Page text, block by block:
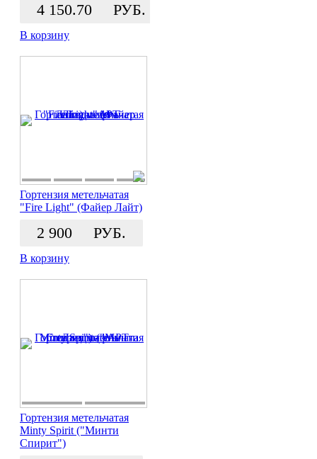
4 150.70 РУБ.
В корзину
Гортензия метельчатая
"Fire Light" (Файер Лайт)
2 900 РУБ.
В корзину
Гортензия метельчатая
Minty Spirit ("Минти
Спирит")